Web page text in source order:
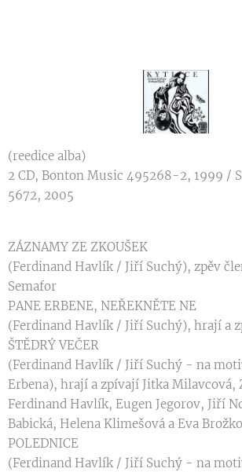
(reedice alba)
2 CD, Bonton Music 495268-2, 1999 /
5672, 2005
ZÁZNAMY ZE ZKOUŠEK
(Ferdinand Havlík / Jiří Suchý), zpěv
Semafor
PANE ERBENE, NEŘEKNĚTE NE
(Ferdinand Havlík / Jiří Suchý), hrají a
ŠTĚDRÝ VEČER
(Ferdinand Havlík / Jiří Suchý - na
Erbena), hrají a zpívají Jitka Milavcová,
Ferdinand Havlík, Eugen Jegorov, Jiří
Babická, Helena Klimešová a Eva
POLEDNICE
(Ferdinand Havlík / Jiří Suchý - na